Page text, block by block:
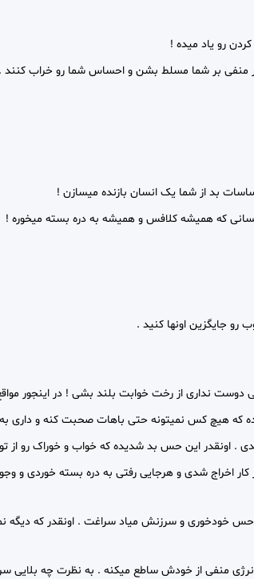
رو یاد میده !
منفی بر شما مسلط بشن و احساس شما رو خراب کنند .
بد از شما یک انسان بازنده میسازن !
که همیشه کلافس و همیشه به دره بسته میخوره !
جایگزین اونها کنید .
نداری از رخت خوابت بلند بشی ! در اینجور
که هیچ کس نمیتونه حتی باهات صحبت کنه و داری
این حس بد شدیده که خواب و خوراک رو از تو
اخراج شدی و هرجایی رفتی به دره بسته خوردی و
خودخوری و سرزنش میاد سراغت . اونقدر که دیگه
منفی از خودش ساطع میکنه . به نظرت چه بلایی سره